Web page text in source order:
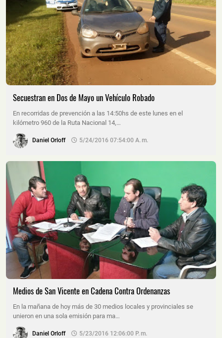
Secuestran en Dos de Mayo un Vehículo Robado
En recorridas de prevención a las 14:50hs de este lunes en el
kilómetro 960 de la Ruta Nacional 14,…
Daniel Orloff 5/24/2016 07:54:00 A. M.
Medios de San Vicente en Cadena Contra Ordenanzas
En la mañana de hoy más de 30 medios locales y provinciales se
unieron en una sola emisión para ma…
Daniel Orloff 5/23/2016 12:06:00 P. M.